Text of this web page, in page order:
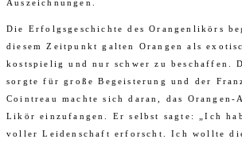
Auszeichnungen.
Die Erfolgsgeschichte des Orangenlikörs
diesem Zeitpunkt galten Orangen als
kostspielig und nur schwer zu beschaffen.
sorgte für große Begeisterung und der
Cointreau machte sich daran, das Orangen-
Likör einzufangen. Er selbst sagte: „Ich
voller Leidenschaft erforscht. Ich wollte